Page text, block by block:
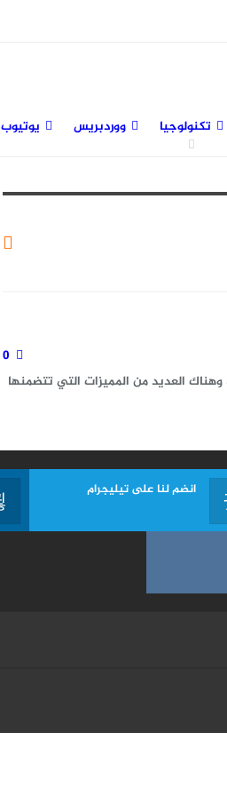
تكنولوجيا ووردبريس يوتيوب
العديد من المميزات التي تتضمنها
انضم لنا على تيليجرام